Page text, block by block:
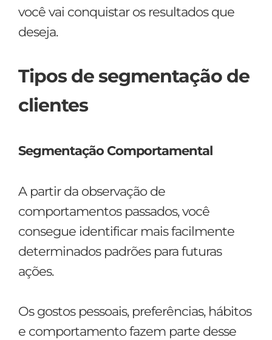
você vai conquistar os resultados que
deseja.
Tipos de segmentação de
clientes
Segmentação Comportamental
A partir da observação de
comportamentos passados, você
consegue identificar mais facilmente
determinados padrões para futuras
ações.
Os gostos pessoais, preferências, hábitos
e comportamento fazem parte desse